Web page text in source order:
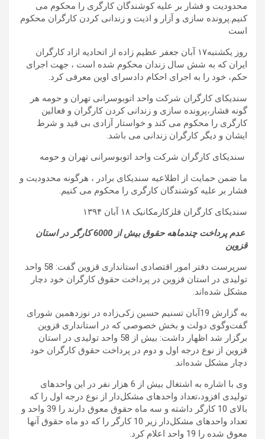
محدودیت و فشار بر علیه کوشندگان کارگری را محکوم می
کنیم.پرونده سازی و آزار و اذیت و زندانی کردن کارگران محکوم
است
روز یکشنبه۱۷ آبان جعفر عظیم زاده از اتحادیه ازاد کارگران
ایران که به شش سال زندان محکوم شده است ، جهت اجرای
حکم، خود را به اجرای احکام دادسرای اوین معرفی کرد.
سندیکای کارگران شرکت واحد اتوبوسرانی تهران و حومه هر
گونه فشار،پرونده سازی و زندانی کردن کارگران و فعالین
کارگری را محکوم می کند و خواستار آزادی بی قید و شرط
ایشان و دیگر کارگران زندانی می باشد.
سندیکای کارگران شرکت واحد اتوبوسرانی تهران و حومه
ما ضمن حمایت از اطلاعیه سندیکای برادر ، هرگونه محدودیت و
فشار بر علیه کوشندگان کارگری را محکوم می کنیم.
سندیکای کارگران فلزکارمکانیک ۱۸ آبان ۱۳۹۴
عدم پرداخت چندماهه حقوق بیش از 6000 کارگر در استان
قزوین
سرپرست دفتر امور اقتصادی استانداری قزوین گفت: 58 واحد
تولیدی در استان قزوین در پرداخت حقوق کارگران خود دچار
مشکل شده‌اند.
به گزارش 19آبان تسنیم حسین زکی‌زاده در نوزدهمین شورای
گفت‌وگوی دولت و بخش خصوصی که در استانداری قزوین
برگزار شد اظهار داشت: بیش از 58 واحد تولیدی در استان
قزوین از نوع درجه اول و دوم در پرداخت حقوق کارگران خود
دچار مشکل شده‌اند.
وی با اشاره به اشتغال بیش از 6 هزار نفر در این واحد‌های
تولیدی افزود،تعداد واحدهای مشکل‌دار از نوع درجه اول را که
بالای 10 کارگر داشته و سه ماه حقوق معوق دارند را 39 واحد و
تعداد واحدهای مشکل‌دار زیر 10 کارگر را که دو ماه حقوق آنها
معوق شده را 19 واحد اعلام کرد
.